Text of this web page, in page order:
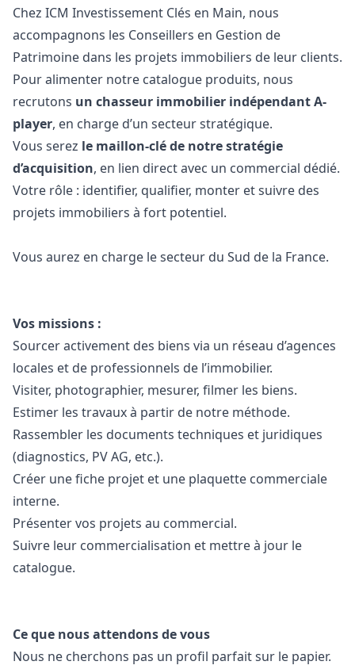
Chez ICM Investissement Clés en Main, nous
accompagnons les Conseillers en Gestion de
Patrimoine dans les projets immobiliers de leur clients.
Pour alimenter notre catalogue produits, nous
recrutons un chasseur immobilier indépendant A-
player, en charge d’un secteur stratégique.
Vous serez le maillon-clé de notre stratégie
d’acquisition, en lien direct avec un commercial dédié.
Votre rôle : identifier, qualifier, monter et suivre des
projets immobiliers à fort potentiel.
Vous aurez en charge le secteur du Sud de la France.
Vos missions :
Sourcer activement des biens via un réseau d’agences
locales et de professionnels de l’immobilier.
Visiter, photographier, mesurer, filmer les biens.
Estimer les travaux à partir de notre méthode.
Rassembler les documents techniques et juridiques
(diagnostics, PV AG, etc.).
Créer une fiche projet et une plaquette commerciale
interne.
Présenter vos projets au commercial.
Suivre leur commercialisation et mettre à jour le
catalogue.
Ce que nous attendons de vous
Nous ne cherchons pas un profil parfait sur le papier.